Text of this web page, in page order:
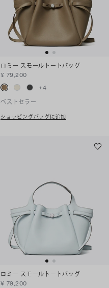
ロミー スモールトートバッグ
¥ 79,200
+4
ベストセラー
ショッピングバッグに追加
ロミー スモールトートバッグ
¥ 79,200